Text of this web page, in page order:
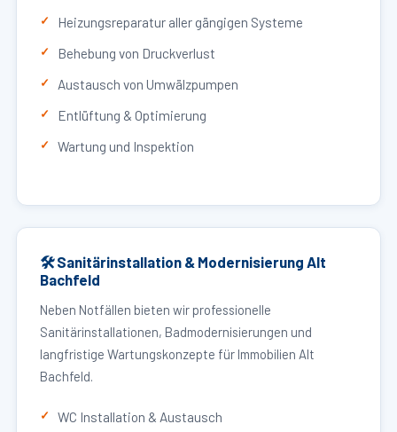
Heizungsreparatur aller gängigen Systeme
Behebung von Druckverlust
Austausch von Umwälzpumpen
Entlüftung & Optimierung
Wartung und Inspektion
🛠 Sanitärinstallation & Modernisierung Alt
Bachfeld
Neben Notfällen bieten wir professionelle
Sanitärinstallationen, Badmodernisierungen und
langfristige Wartungskonzepte für Immobilien Alt
Bachfeld.
WC Installation & Austausch